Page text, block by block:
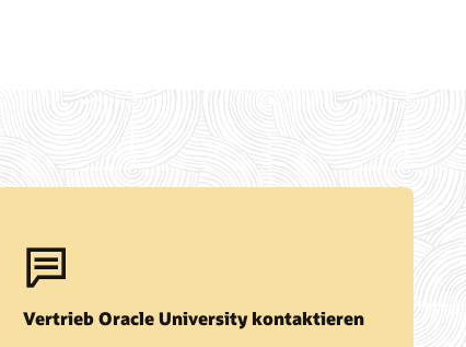
Vertrieb Oracle University kontaktieren